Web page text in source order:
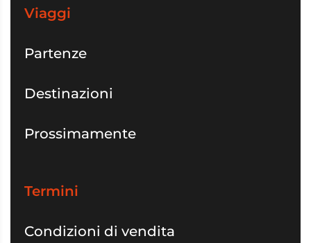
Viaggi
Partenze
Destinazioni
Prossimamente
Termini
Condizioni di vendita